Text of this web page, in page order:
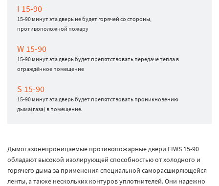
I 15-90
15-90 минут эта дверь не будет горячей со стороны,
противоположной пожару
W 15-90
15-90 минут эта дверь будет препятствовать передаче тепла в
ограждённое помещение
S 15-90
15-90 минут эта дверь будет препятствовать проникновению
дыма(газа) в помещение.
Дымогазонепроницаемые противопожарные двери EIWS 15-90
обладают высокой изолирующей способностью от холодного и
горячего дыма за применения специальной саморасширяющейся
ленты, а также нескольких контуров уплотнителей. Они надежно